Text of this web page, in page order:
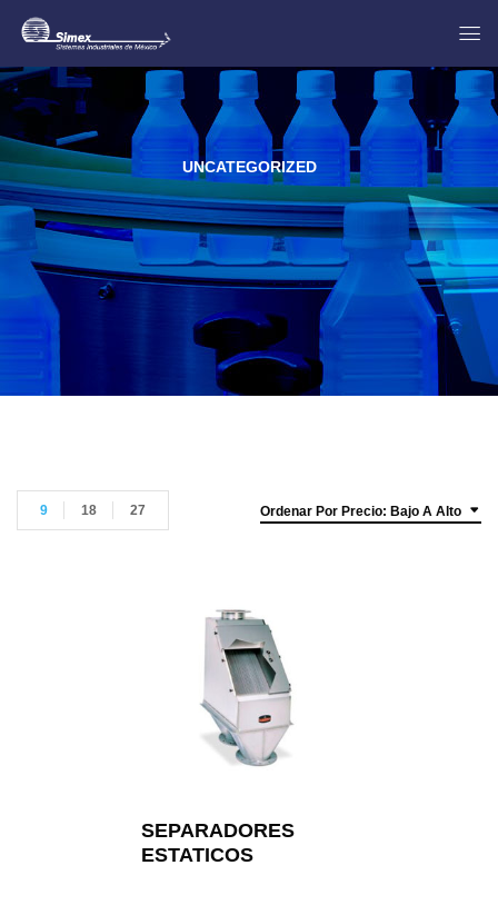
UNCATEGORIZED
Ordenar Por Precio: Bajo A Alto
9 18 27
SEPARADORES
ESTATICOS